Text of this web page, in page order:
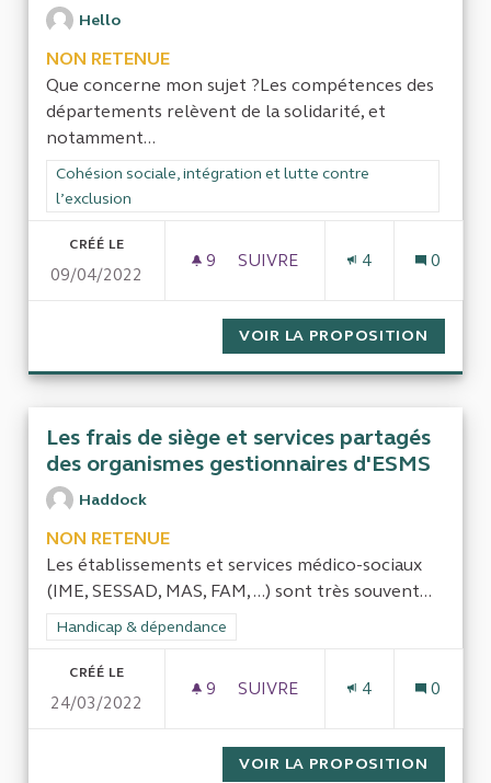
Hello
NON RETENUE
Que concerne mon sujet ?Les compétences des
départements relèvent de la solidarité, et
notamment...
Filtrer les résultats de la catégorie : Cohésion sociale,
Cohésion sociale, intégration et lutte contre
l’exclusion
CRÉÉ LE
09/04/2022
9 9 ABONNÉS
SUIVRE
4 0
VOIR LA PROPOSITION
Les frais de siège et services partagés
des organismes gestionnaires d'ESMS
Haddock
NON RETENUE
Les établissements et services médico-sociaux
(IME, SESSAD, MAS, FAM, ...) sont très souvent...
Filtrer les résultats de la catégorie : Handicap & dépendance
Handicap & dépendance
CRÉÉ LE
24/03/2022
9 9 ABONNÉS
SUIVRE
4 0
VOIR LA PROPOSITION